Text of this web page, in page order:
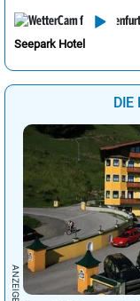
Seepark Hotel